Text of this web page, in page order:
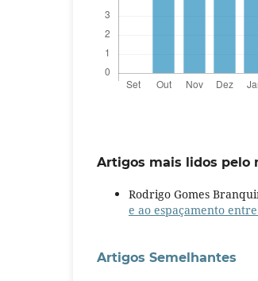
Artigos mais lidos pelo
Rodrigo Gomes
e ao espaçamento
Artigos Semelhantes